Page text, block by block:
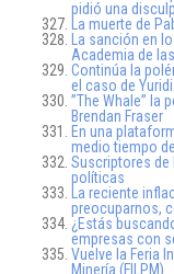
pidió una
La muerte de
La sanción en
Academia de
Continúa la
el caso de
”The Whale” la
Brendan Fraser
En una
medio tiempo
Suscriptores de
políticas
La reciente
preocuparnos,
¿Estás
empresas con
Vuelve la Feria
Minería (FILPM)